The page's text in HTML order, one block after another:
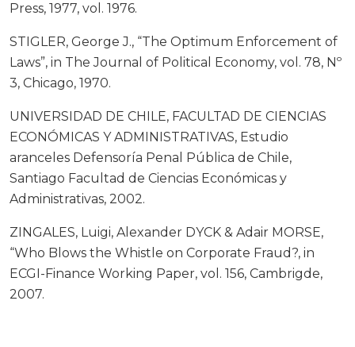
Press, 1977, vol. 1976.
STIGLER, George J., “The Optimum Enforcement of
Laws”, in The Journal of Political Economy, vol. 78, Nº
3, Chicago, 1970.
UNIVERSIDAD DE CHILE, FACULTAD DE CIENCIAS
ECONÓMICAS Y ADMINISTRATIVAS, Estudio
aranceles Defensoría Penal Pública de Chile,
Santiago Facultad de Ciencias Económicas y
Administrativas, 2002.
ZINGALES, Luigi, Alexander DYCK & Adair MORSE,
“Who Blows the Whistle on Corporate Fraud?, in
ECGI-Finance Working Paper, vol. 156, Cambrigde,
2007.